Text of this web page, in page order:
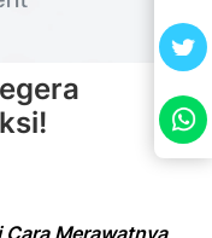
Cara Merawatnya